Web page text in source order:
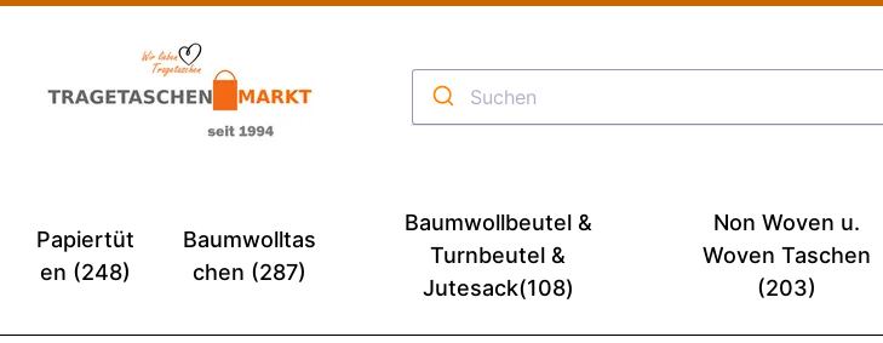
Papiertüt
en (248)
Baumwolltas
chen (287)
Baumwollbeutel &
Turnbeutel &
Jutesack(108)
Non Woven u.
Woven Taschen
(203)